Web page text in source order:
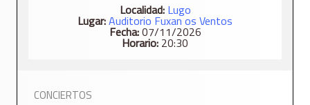
Localidad: Lugo
Lugar:Auditorio Fuxan os Ventos
Fecha:07/11/2026
Horario: 20:30
CONCIERTOS